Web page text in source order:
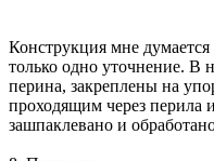
Конструкция мне
только одно уточнение. В
перина, закреплены на
проходящим через перила
зашпаклевано и